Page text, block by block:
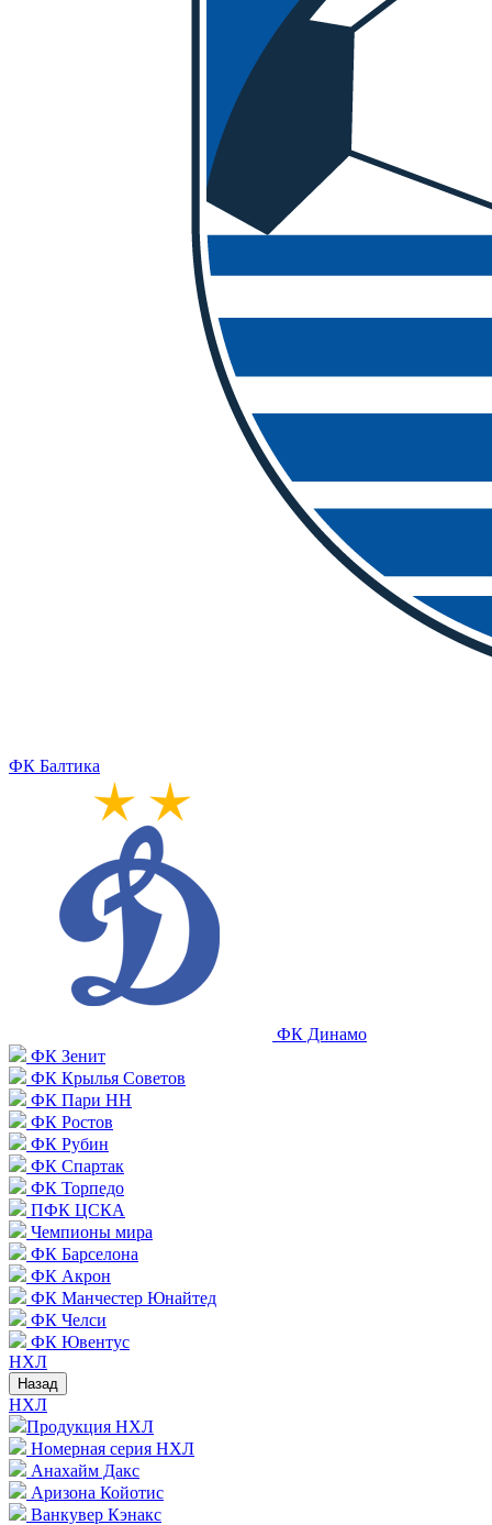
ФК Балтика
ФК Динамо
ФК Зенит
ФК Крылья Советов
ФК Пари НН
ФК Ростов
ФК Рубин
ФК Спартак
ФК Торпедо
ПФК ЦСКА
Чемпионы мира
ФК Барселона
ФК Акрон
ФК Манчестер Юнайтед
ФК Челси
ФК Ювентус
НХЛ
Назад
НХЛ
Продукция НХЛ
Номерная серия НХЛ
Анахайм Дакс
Аризона Койотис
Ванкувер Кэнакс